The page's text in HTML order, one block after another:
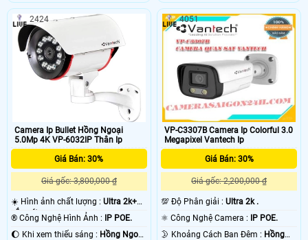
Camera Ip Bullet Hồng Ngoại
5.0Mp 4K VP-6032IP Thân Ip
Giá Bán: 30%
Giá gốc: 3,800,000 ₫
☀️ Hình ảnh chất lượng : Ultra 2k+
sắc nét .
®️ Công Nghệ Hình Ảnh : IP POE.
🌔 Khi xem thiếu sáng : Hồng Ngoại
2424
VP-C3307B Camera Ip Colorful 3.0
Megapixel Vantech Ip
Giá Bán: 30%
Giá gốc: 2,200,000 ₫
💯 Độ Phân giải :Ultra 2k .
⚛️ Công Nghệ Camera : IP POE.
🌛 Khoảng Cách Ban Đêm : Hồng
4051